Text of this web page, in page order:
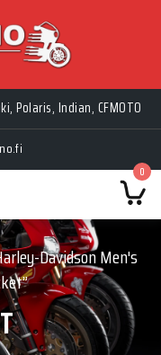
Polaris, Indian, CFMOTO
0
Davidson Men's